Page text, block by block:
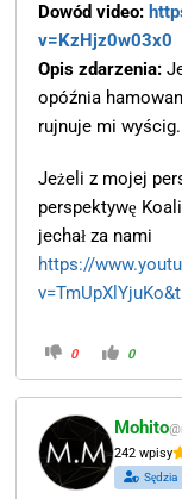
Dowód video:
v=KzHjz0w03x0
Opis zdarzenia:
opóźnia
rujnuje mi wyścig.
Jeżeli z mojej
perspektywę
jechał za nami
https://
0 0
Mohito
242 wpisy
Sędzia